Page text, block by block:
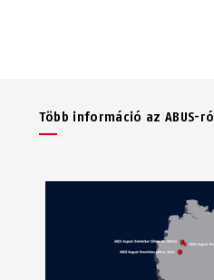
Több információ az ABUS-ról